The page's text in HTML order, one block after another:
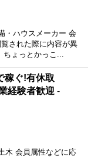
・ハウスメーカー 会
された際に内容が異
ょっとかっこ...
稼ぐ!有休取
経験者歓迎 -
木 会員属性などに応